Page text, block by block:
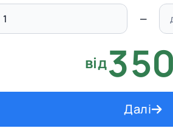
від350
Далі